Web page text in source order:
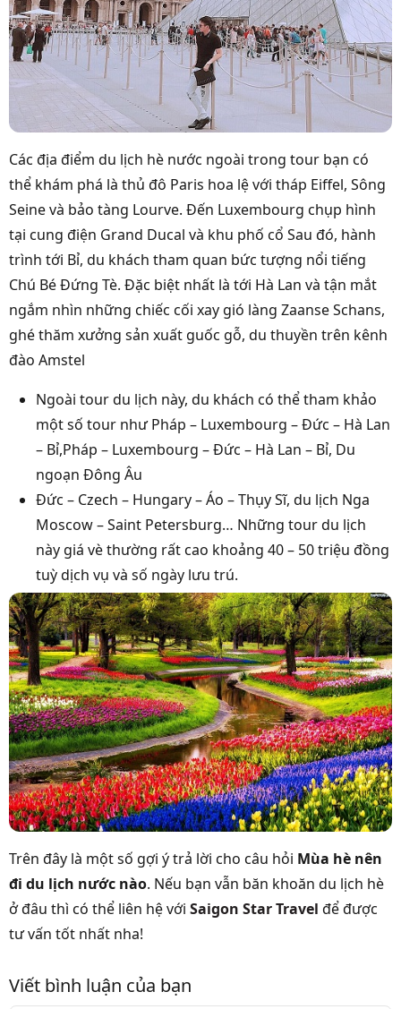
Các địa điểm du lịch hè nước ngoài trong tour bạn có
thể khám phá là thủ đô Paris hoa lệ với tháp Eiffel, Sông
Seine và bảo tàng Lourve. Đến Luxembourg chụp hình
tại cung điện Grand Ducal và khu phố cổ Sau đó, hành
trình tới Bỉ, du khách tham quan bức tượng nổi tiếng
Chú Bé Đứng Tè. Đặc biệt nhất là tới Hà Lan và tận mắt
ngắm nhìn những chiếc cối xay gió làng Zaanse Schans,
ghé thăm xưởng sản xuất guốc gỗ, du thuyền trên kênh
đào Amstel
Ngoài tour du lịch này, du khách có thể tham khảo
một số tour như Pháp – Luxembourg – Đức – Hà Lan
– Bỉ,Pháp – Luxembourg – Đức – Hà Lan – Bỉ, Du
ngoạn Đông Âu
Đức – Czech – Hungary – Áo – Thụy Sĩ, du lịch Nga
Moscow – Saint Petersburg… Những tour du lịch
này giá vè thường rất cao khoảng 40 – 50 triệu đồng
tuỳ dịch vụ và số ngày lưu trú.
Trên đây là một số gợi ý trả lời cho câu hỏi Mùa hè nên
đi du lịch nước nào. Nếu bạn vẫn băn khoăn du lịch hè
ở đâu thì có thể liên hệ với Saigon Star Travel để được
tư vấn tốt nhất nha!
Viết bình luận của bạn